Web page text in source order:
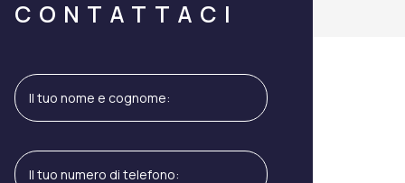
CONTATTACI